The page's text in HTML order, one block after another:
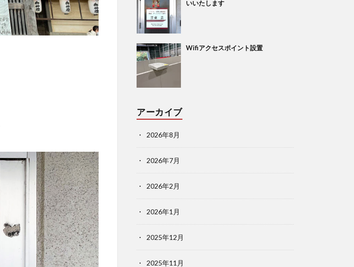
いいたします
Wifiアクセスポイント設置
アーカイブ
2026年8月
2026年7月
2026年2月
2026年1月
2025年12月
2025年11月